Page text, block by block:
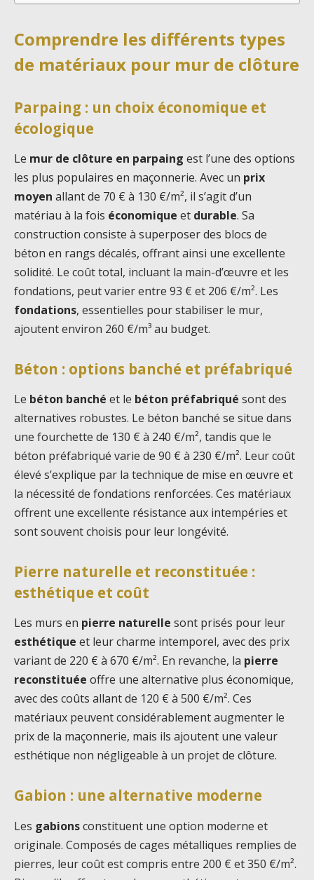
Comprendre les différents types
de matériaux pour mur de clôture
Parpaing : un choix économique et
écologique
Le mur de clôture en parpaing est l’une des options
les plus populaires en maçonnerie. Avec un prix
moyen allant de 70 € à 130 €/m², il s’agit d’un
matériau à la fois économique et durable. Sa
construction consiste à superposer des blocs de
béton en rangs décalés, offrant ainsi une excellente
solidité. Le coût total, incluant la main-d’œuvre et les
fondations, peut varier entre 93 € et 206 €/m². Les
fondations, essentielles pour stabiliser le mur,
ajoutent environ 260 €/m³ au budget.
Béton : options banché et préfabriqué
Le béton banché et le béton préfabriqué sont des
alternatives robustes. Le béton banché se situe dans
une fourchette de 130 € à 240 €/m², tandis que le
béton préfabriqué varie de 90 € à 230 €/m². Leur coût
élevé s’explique par la technique de mise en œuvre et
la nécessité de fondations renforcées. Ces matériaux
offrent une excellente résistance aux intempéries et
sont souvent choisis pour leur longévité.
Pierre naturelle et reconstituée :
esthétique et coût
Les murs en pierre naturelle sont prisés pour leur
esthétique et leur charme intemporel, avec des prix
variant de 220 € à 670 €/m². En revanche, la pierre
reconstituée offre une alternative plus économique,
avec des coûts allant de 120 € à 500 €/m². Ces
matériaux peuvent considérablement augmenter le
prix de la maçonnerie, mais ils ajoutent une valeur
esthétique non négligeable à un projet de clôture.
Gabion : une alternative moderne
Les gabionsconstituent une option moderne et
originale. Composés de cages métalliques remplies de
pierres, leur coût est compris entre 200 € et 350 €/m².